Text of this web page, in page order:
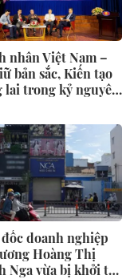
nhân Việt Nam –
bản sắc, Kiến tạo
lai trong kỷ nguyên
doanh nghiệp
Hoàng Thị
Nga vừa bị khởi tố